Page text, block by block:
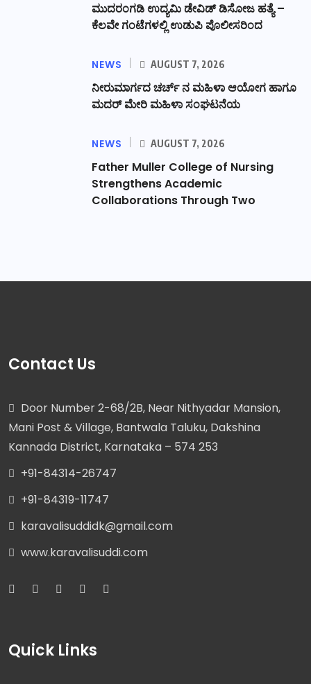
ಮುದರಂಗಡಿ ಉದ್ಯಮಿ ಡೇವಿಡ್ ಡಿಸೋಜ ಹತ್ಯೆ –
ಕೆಲವೇ ಗಂಟೆಗಳಲ್ಲಿ ಉಡುಪಿ ಪೊಲೀಸರಿಂದ
NEWS AUGUST 7, 2026
ನೀರುಮಾರ್ಗದ ಚರ್ಚ್ ನ ಮಹಿಳಾ ಆಯೋಗ ಹಾಗೂ
ಮದರ್ ಮೇರಿ ಮಹಿಳಾ ಸಂಘಟನೆಯ
NEWS AUGUST 7, 2026
Father Muller College of Nursing
Strengthens Academic
Collaborations Through Two
Contact Us
Door Number 2-68/2B, Near Nithyadar Mansion,
Mani Post & Village, Bantwala Taluku, Dakshina
Kannada District, Karnataka – 574 253
+91-84314-26747
+91-84319-11747
karavalisuddidk@gmail.com
www.karavalisuddi.com
Quick Links